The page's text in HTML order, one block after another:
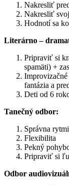
Nakresliť
Nakresliť
Hodnotí sa
Literárno –
Pripraviť si
spamäti) +
fantázia a
Deti od 6
Tanečný odbor:
Správna
Flexibilita
Pekný
Pripraviť si
Odbor